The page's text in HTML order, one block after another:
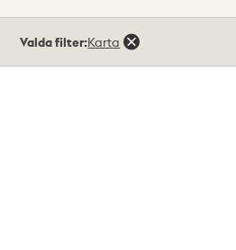
träffar
Valda filter:Karta